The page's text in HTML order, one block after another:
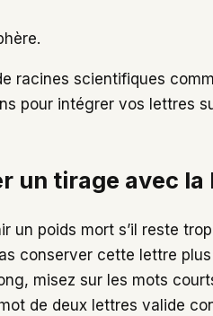
racines scientifiques
pour intégrer vos lettres
un tirage avec la
un poids mort s’il reste
conserver cette lettre
misez sur les mots
de deux lettres valide